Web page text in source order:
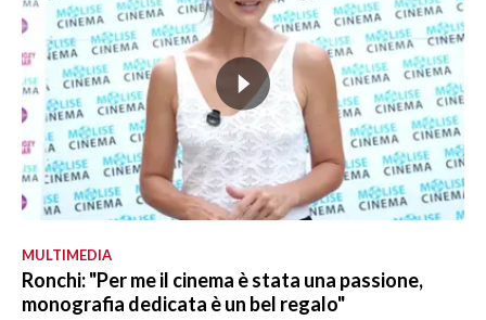
MULTIMEDIA
Ronchi: "Per me il cinema è stata una passione,
monografia dedicata è un bel regalo"